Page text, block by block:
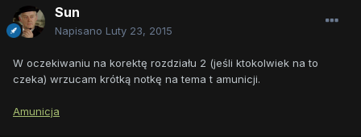
Sun
Napisano Luty 23, 2015
W oczekiwaniu na korektę rozdziału 2 (jeśli ktokolwiek na to
czeka) wrzucam krótką notkę na tema t amunicji.
Amunicja